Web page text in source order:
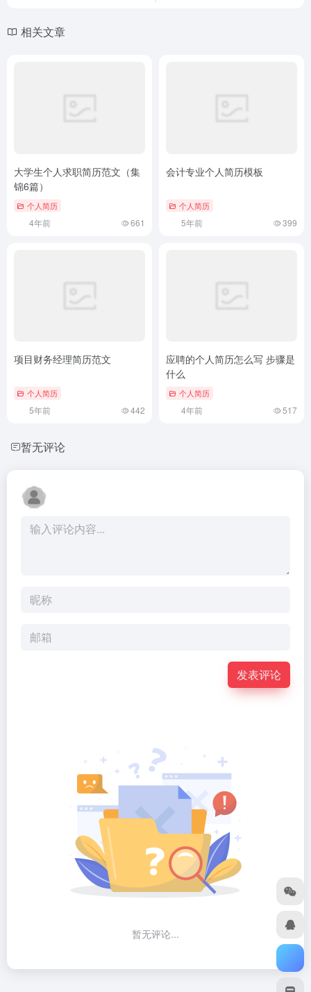
相关文章
大学生个人求职简历范文（集
锦6篇）
个人简历
4年前 661
会计专业个人简历模板
个人简历
5年前 399
项目财务经理简历范文
个人简历
5年前 442
应聘的个人简历怎么写 步骤是
什么
个人简历
4年前 517
暂无评论
发表评论
暂无评论...